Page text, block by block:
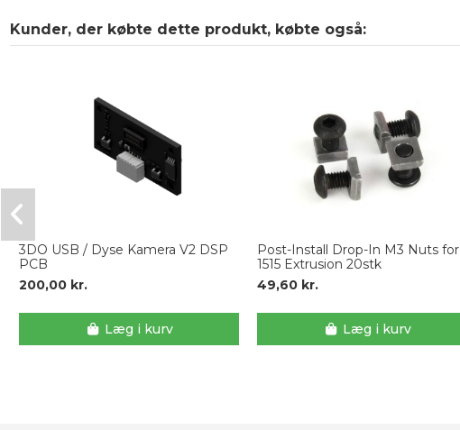
Kunder, der købte dette produkt, købte også:
3DO USB / Dyse Kamera V2 DSP
PCB
200,00 kr.
Læg i kurv
Post-Install Drop-In M3 Nuts for
1515 Extrusion 20stk
49,60 kr.
Læg i kurv